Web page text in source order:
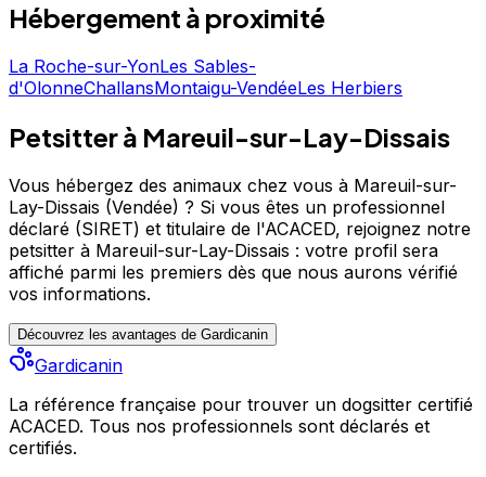
loulou : alimentation, couchage, jouets afin qu'il garde
ses repères ainsi moins de stress. Je propose également
des Visites A Domicile (VAD), c est l occasion de balader,
chouchouter, nourrir votre compagnon et de nettoyer
sa litière. Une visite préalable pour rencontrer votre/vos
animaux sera également organisée. Mon objectif : le
bien-être de votre animal. Animalement Vôtre :-)
Hébergement à proximité
La Roche-sur-YonLes Sables-
d'OlonneChallansMontaigu-VendéeLes Herbiers
Petsitter à Mareuil-sur-Lay-Dissais
Vous hébergez des animaux chez vous à Mareuil-sur-
Lay-Dissais (Vendée) ? Si vous êtes un professionnel
déclaré (SIRET) et titulaire de l'ACACED, rejoignez notre
petsitter à Mareuil-sur-Lay-Dissais : votre profil sera
affiché parmi les premiers dès que nous aurons vérifié
vos informations.
Découvrez les avantages de Gardicanin
Gardicanin
La référence française pour trouver un dogsitter certifié
ACACED. Tous nos professionnels sont déclarés et
certifiés.